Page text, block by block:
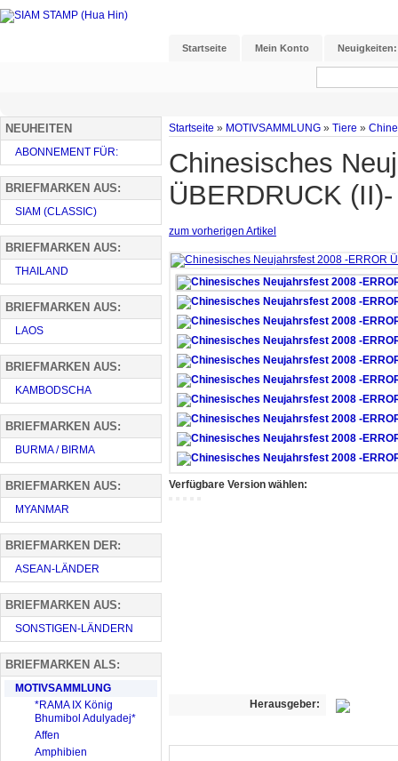
Startseite Mein Konto Neuigkeiten:
Startseite » MOTIVSAMMLUNG » Tiere »
Chinesisches
ÜBERDRUCK (II)-
zum vorherigen Artikel
Verfügbare Version wählen:
Herausgeber:
NEUHEITEN
ABONNEMENT FÜR:
BRIEFMARKEN AUS:
SIAM (CLASSIC)
BRIEFMARKEN AUS:
THAILAND
BRIEFMARKEN AUS:
LAOS
BRIEFMARKEN AUS:
KAMBODSCHA
BRIEFMARKEN AUS:
BURMA / BIRMA
BRIEFMARKEN AUS:
MYANMAR
BRIEFMARKEN DER:
ASEAN-LÄNDER
BRIEFMARKEN AUS:
SONSTIGEN-LÄNDERN
BRIEFMARKEN ALS:
MOTIVSAMMLUNG
*RAMA IX König
Bhumibol Adulyadej*
Affen
Amphibien